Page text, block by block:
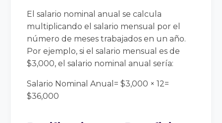
El salario nominal anual se calcula
multiplicando el salario mensual por el
número de meses trabajados en un año.
Por ejemplo, si el salario mensual es de
$3,000, el salario nominal anual sería:
Salario Nominal Anual= $3,000 × 12=
$36,000